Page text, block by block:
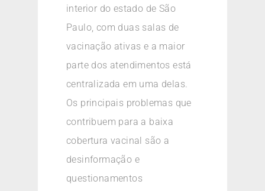
interior do estado de São
Paulo, com duas salas de
vacinação ativas e a maior
parte dos atendimentos está
centralizada em uma delas.
Os principais problemas que
contribuem para a baixa
cobertura vacinal são a
desinformação e
questionamentos